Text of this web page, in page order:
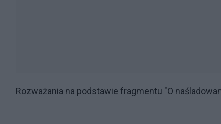
Rozważania na podstawie fragmentu "O